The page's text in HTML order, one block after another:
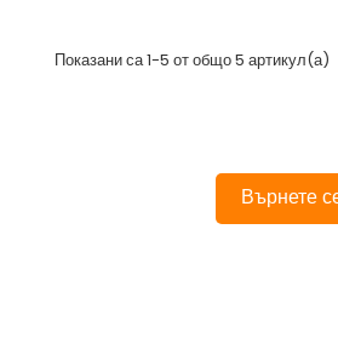
Показани са 1-5 от общо 5 артикул(а)
Върнете